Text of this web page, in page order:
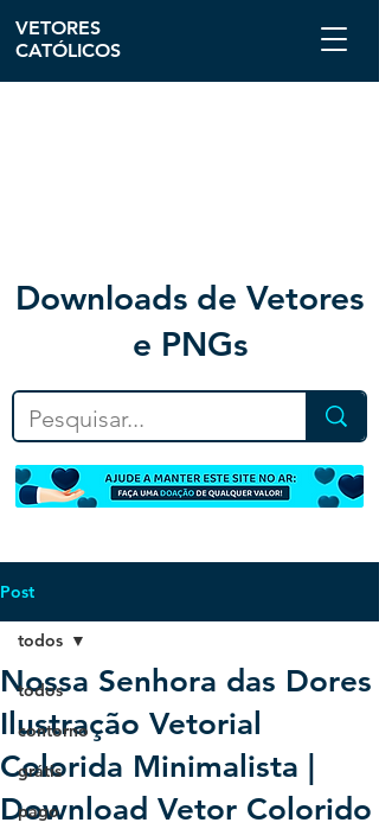
Downloads de Vetores
e PNGs
VETORES
CATÓLICOS
Post
todos
contorno
grátis
pago
todos
Nossa Senhora das Dores
Ilustração Vetorial
Colorida Minimalista |
Download Vetor Colorido